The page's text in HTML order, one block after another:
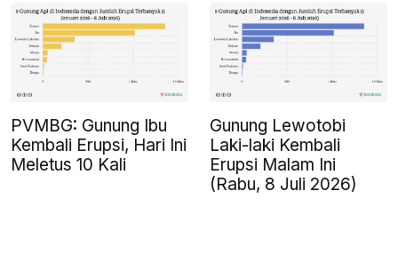
PVMBG: Gunung Ibu
Kembali Erupsi, Hari Ini
Meletus 10 Kali
Gunung Lewotobi
Laki-laki Kembali
Erupsi Malam Ini
(Rabu, 8 Juli 2026)